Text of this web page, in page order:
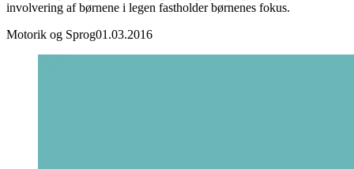
involvering af børnene i legen fastholder børnenes fokus.
Motorik og Sprog01.03.2016